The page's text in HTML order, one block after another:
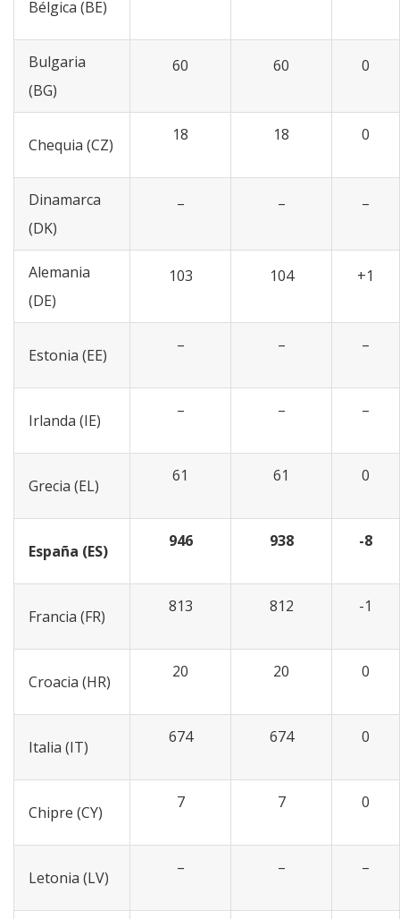
Bélgica (BE)
Bulgaria
(BG)
60 60 0
Chequia (CZ)
18 18 0
Dinamarca
(DK)
– – –
Alemania
(DE)
103 104 +1
Estonia (EE)
– – –
Irlanda (IE)
– – –
Grecia (EL)
61 61 0
España (ES)
946 938 -8
Francia (FR)
813 812 -1
Croacia (HR)
20 20 0
Italia (IT)
674 674 0
Chipre (CY)
7 7 0
Letonia (LV)
– – –